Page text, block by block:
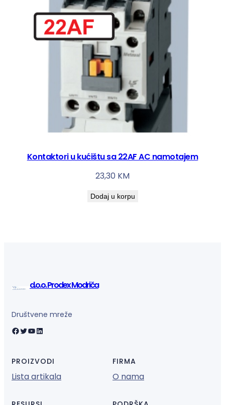
Kontaktori u kućištu sa 22AF AC namotajem
23,30 KM
Dodaj u korpu
d.o.o. Prodex Modriča
Društvene mreže
Facebook Twitter YouTube LinkedIn
PROIZVODI
Lista artikala
FIRMA
O nama